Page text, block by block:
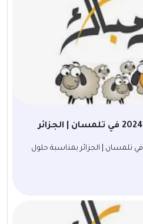
موعد صلاة عيد الأضحى 2024 في تلمسان | الجزائر بمناسبة حلول